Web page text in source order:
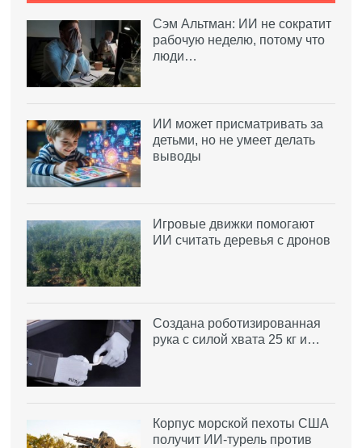
Сэм Альтман: ИИ не сократит
рабочую неделю, потому что
люди…
ИИ может присматривать за
детьми, но не умеет делать
выводы
Игровые движки помогают
ИИ считать деревья с дронов
Создана роботизированная
рука с силой хвата 25 кг и…
Корпус морской пехоты США
получит ИИ-турель против